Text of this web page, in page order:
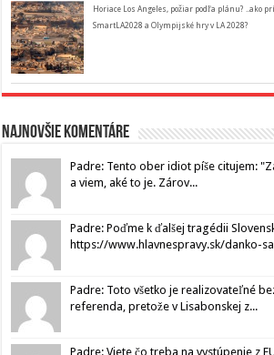
Horiace Los Angeles, požiar podľa plánu? ..ako
SmartLA2028 a Olympijské hry v LA 2028?
Najnovšie komentáre
Padre: Tento ober idiot píše citujem:
a viem, aké to je. Zárov...
Padre: Poďme k ďalšej tragédii
https://www.hlavnespravy.sk/danko-
Padre: Toto všetko je realizovateľné
referenda, pretože v Lisabonskej z...
Padre: Viete čo treba na vystúpenie z